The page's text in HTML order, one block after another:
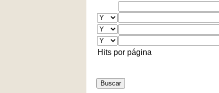
Hits por página